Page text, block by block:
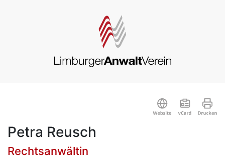
Petra Reusch
Rechtsanwältin